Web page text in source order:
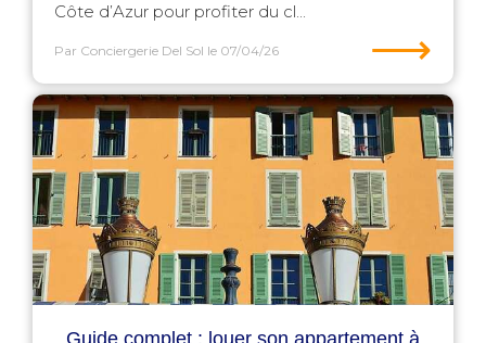
Côte d’Azur pour profiter du cl...
Par Conciergerie Del Sol le 07/04/26 ⟶
Guide complet : louer son appartement à